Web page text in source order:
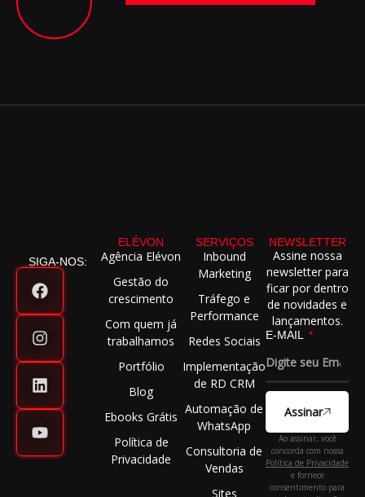
SIGA-NOS:
ELÉVON
Agência Elévon
Gestão do
crescimento
Com quem já
trabalhamos
Portfólio
Blog
Ebooks Grátis
Política de
Privacidade
SERVIÇOS
Inbound
Marketing
Tráfego e
Performance
Redes Sociais
Implementação
de RD CRM
Automação de
WhatsApp
Consultoria de
Vendas
Sites
NEWSLETTER
Assine nossa
newsletter para
ficar por dentro
de novidades e
lançamentos.
E-MAIL
Assinar
Ao assinar, você
concorda com nossa
Política de Privacidade
e fornece
consentimento para